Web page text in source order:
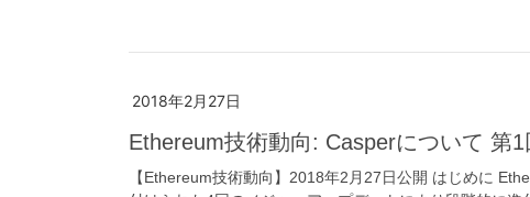
2018年2月27日
Ethereum技術動向: Casperについて 第1
【Ethereum技術動向】2018年2月27日公開 はじめに